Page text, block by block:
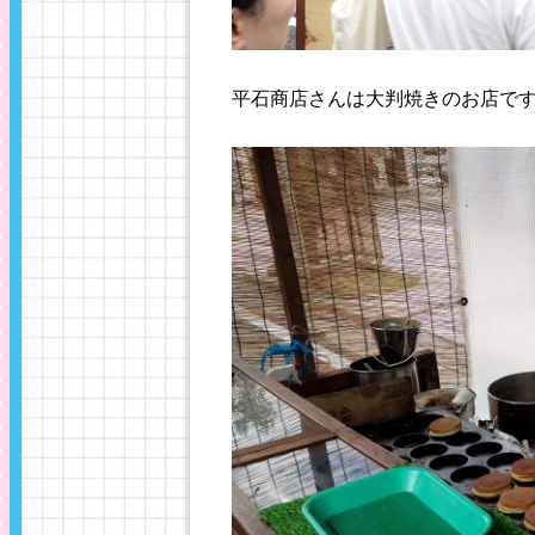
平石商店さんは大判焼きのお店で